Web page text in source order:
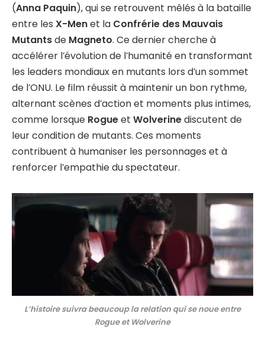
(Anna Paquin), qui se retrouvent mêlés à la bataille
entre les X-Menet la Confrérie des Mauvais
Mutantsde Magneto. Ce dernier cherche à
accélérer l’évolution de l’humanité en transformant
les leaders mondiaux en mutants lors d’un sommet
de l’ONU. Le film réussit à maintenir un bon rythme,
alternant scènes d’action et moments plus intimes,
comme lorsque Rogueet Wolverinediscutent de
leur condition de mutants. Ces moments
contribuent à humaniser les personnages et à
renforcer l’empathie du spectateur.
L’histoire suivra beaucoup la relation qui se noue entre
Rogue et Wolverine